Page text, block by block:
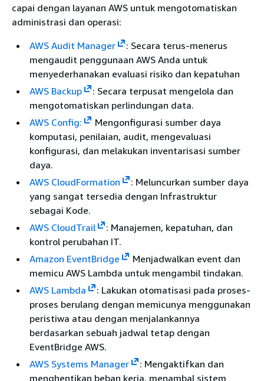
capai dengan layanan AWS untuk mengotomatiskan
administrasi dan operasi:
AWS Audit Manager
: Secara terus-menerus
mengaudit penggunaan AWS Anda untuk
menyederhanakan evaluasi risiko dan kepatuhan
AWS Backup
: Secara terpusat mengelola dan
mengotomatiskan perlindungan data.
AWS Config:
Mengonfigurasi sumber daya
komputasi, penilaian, audit, mengevaluasi
konfigurasi, dan melakukan inventarisasi sumber
daya.
AWS CloudFormation
: Meluncurkan sumber daya
yang sangat tersedia dengan Infrastruktur
sebagai Kode.
AWS CloudTrail
: Manajemen, kepatuhan, dan
kontrol perubahan IT.
Amazon EventBridge
Menjadwalkan event dan
memicu AWS Lambda untuk mengambil tindakan.
AWS Lambda
: Lakukan otomatisasi pada proses-
proses berulang dengan memicunya menggunakan
peristiwa atau dengan menjalankannya
berdasarkan sebuah jadwal tetap dengan
EventBridge AWS.
AWS Systems Manager
: Mengaktifkan dan
menghentikan beban kerja, menambal sistem